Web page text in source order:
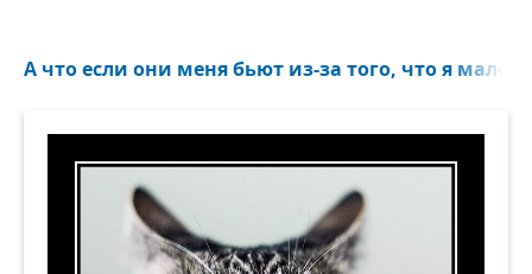
А что если они меня бьют из-за того, что я мало